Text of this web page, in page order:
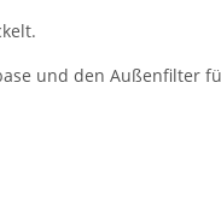
und den Außenfilter